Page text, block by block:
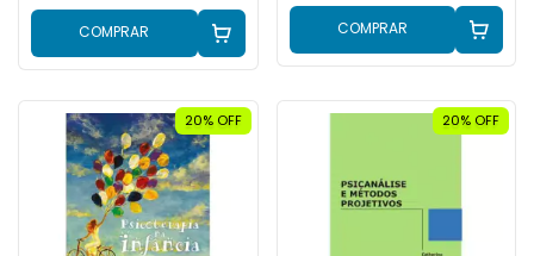
COMPRAR COMPRAR
20% OFF 20% OFF